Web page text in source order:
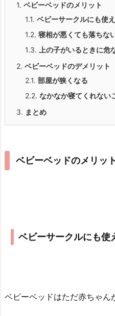
1. ベビーベッドのメリット
1.1. ベビーサークルにも使
1.2. 寝相が悪くても落ちな
1.3.
上の子がいるときに危
2. ベビーベッドのデメリット
2.1. 部屋が狭くなる
2.2. なかなか寝てくれない
3. まとめ
ベビーベッドのメリット
ベビーサークルにも使
ベビーベッドはただ赤ちゃん